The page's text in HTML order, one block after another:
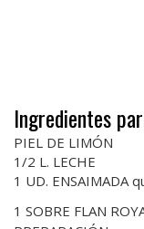
Ingredientes
PIEL DE LIMÓN
1/2 L. LECHE
1 UD. ENSAIMADA
1 SOBRE FLAN